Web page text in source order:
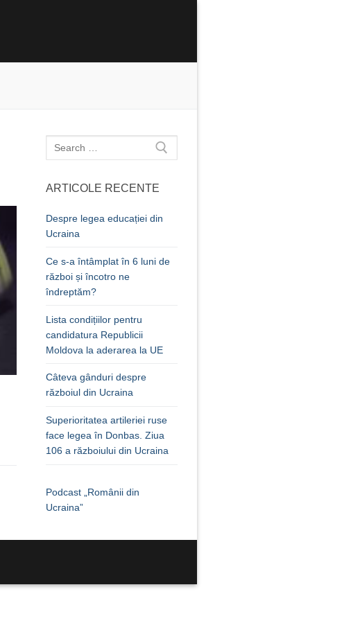
Caută
după:
ARTICOLE RECENTE
Despre legea educației din
Ucraina
Ce s-a întâmplat în 6 luni de
război și încotro ne
îndreptăm?
Lista condițiilor pentru
candidatura Republicii
Moldova la aderarea la UE
Câteva gânduri despre
războiul din Ucraina
Superioritatea artileriei ruse
face legea în Donbas. Ziua
106 a războiului din Ucraina
Podcast „Românii din
Ucraina”